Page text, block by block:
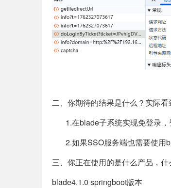
二、你期待的结果是什么？实际看
1.在blade子系统实现免登录，
2.如果SSO服务端也需要使用
三、你正在使用的是什么产品，
blade4.1.0 springboot版本